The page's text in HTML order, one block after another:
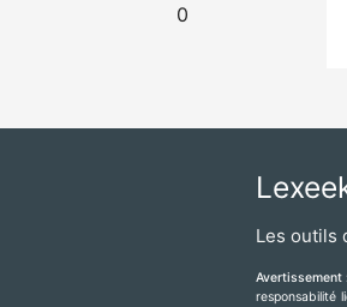
0
Les outils
Avertissement :
responsabilité